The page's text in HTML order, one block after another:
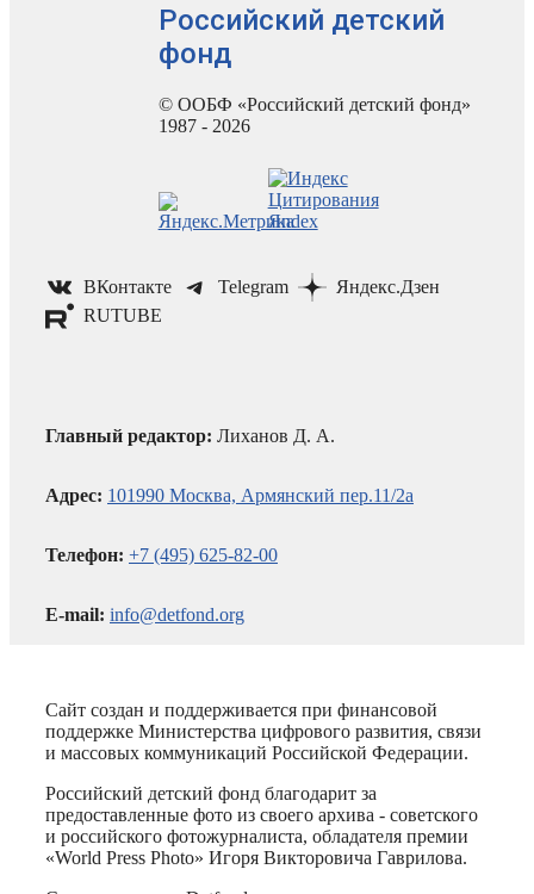
Российский детский
фонд
© ООБФ «Российский детский фонд»
1987 - 2026
ВКонтакте Telegram
Яндекс.Дзен
RUTUBE
Главный редактор: Лиханов Д. А.
Адрес: 101990 Москва, Армянский пер.11/2а
Телефон: +7 (495) 625-82-00
E-mail: info@detfond.org
Сайт создан и поддерживается при финансовой
поддержке Министерства цифрового развития, связи
и массовых коммуникаций Российской Федерации.
Российский детский фонд благодарит за
предоставленные фото из своего архива - советского
и российского фотожурналиста, обладателя премии
«World Press Photo» Игоря Викторовича Гаврилова.